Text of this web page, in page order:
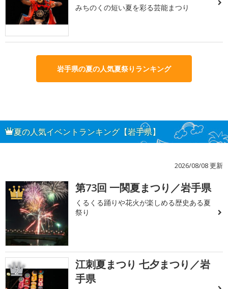
みちのくの短い夏を彩る芸能まつり
岩手県の夏の人気夏祭りランキング
夏の人気イベントランキング【岩手県】
2026/08/08 更新
1 第73回 一関夏まつり／岩手県
くるくる踊りや花火が楽しめる歴史ある夏
祭り
2
江刺夏まつり 七夕まつり／岩
手県